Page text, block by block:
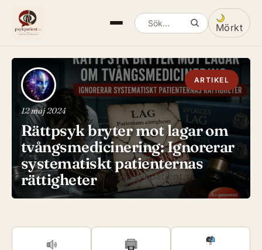
Sök artiklar Mörkt
Växla
ARTIKEL
12 maj 2024
Rättpsyk bryter mot lagar om
tvångsmedicinering: Ignorerar
systematiskt patienternas
rättigheter